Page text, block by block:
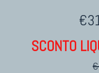
SCONTO